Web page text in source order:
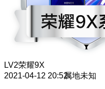
LV2荣耀9X
2021-04-12 20:52属地未知